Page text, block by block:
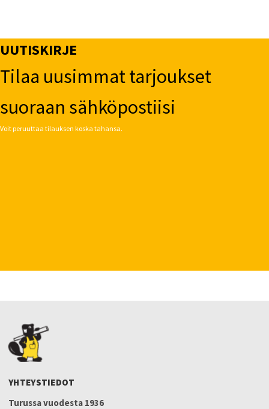
UUTISKIRJE
Tilaa uusimmat tarjoukset
suoraan sähköpostiisi
Voit peruuttaa tilauksen koska tahansa.
YHTEYSTIEDOT
Turussa vuodesta 1936